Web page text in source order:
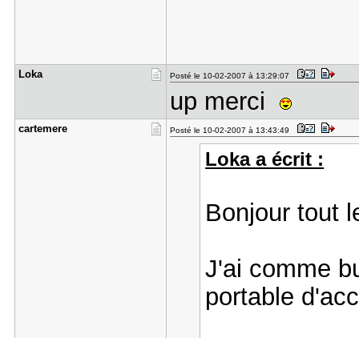
Loka Posté le 10-02-2007 à 13:29:07
up merci
cartemere Posté le 10-02-2007 à 13:43:49
Loka a écrit :
Bonjour tout
J'ai comme
portable